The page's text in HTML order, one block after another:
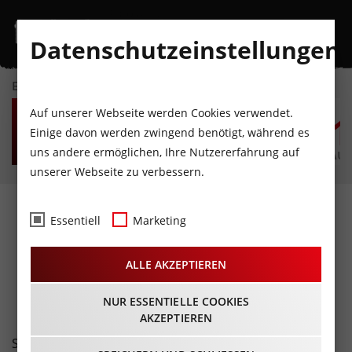
EVENTKALENDER
DO
6
AUGUST
FR
7
AUGUST
SA
8
AUGUST
SO
9
AUGUST
MO
10
AUGUST
Fotos- Serenity live@Hard
Rock Cafe Innsbruck
21.02.2019
Serenity, die erfolgreiche Symphonic-Metal-Band aus
Datenschutzeinstellungen
Auf unserer Webseite werden Cookies verwendet.
Einige davon werden zwingend benötigt, während es
uns andere ermöglichen, Ihre Nutzererfahrung auf
unserer Webseite zu verbessern.
Essentiell Marketing
ALLE AKZEPTIEREN
NUR ESSENTIELLE COOKIES
AKZEPTIEREN